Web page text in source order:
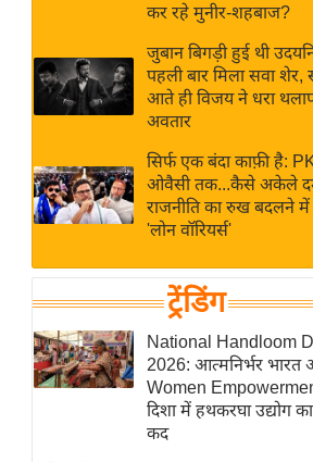
Hindi
Videos
IPL
2026
ई-पेपर
मिसाल बेमिसाल
शख्सियत
यंग इंडिया
साहित्य जगत
ऑटो वर्ल्ड
न्यूज ब्रीफ
मनोरंजन जगत
बॉलीवुड
कर रहे मुनीर-शहबाज?
जुबान बिगड़ी हुई थी
पहली बार मिला सवा शेर,
आते ही विजय ने धरा
अवतार
सिर्फ एक बंदा काफ़ी है:
ओवैसी तक...कैसे अकेले
राजनीति का रुख बदलने
'लोन वॉरियर्स'
ट्रेंडिंग
National Handloom
2026: आत्मनिर्भर भारत
Women
दिशा में हथकरघा उद्योग
कद